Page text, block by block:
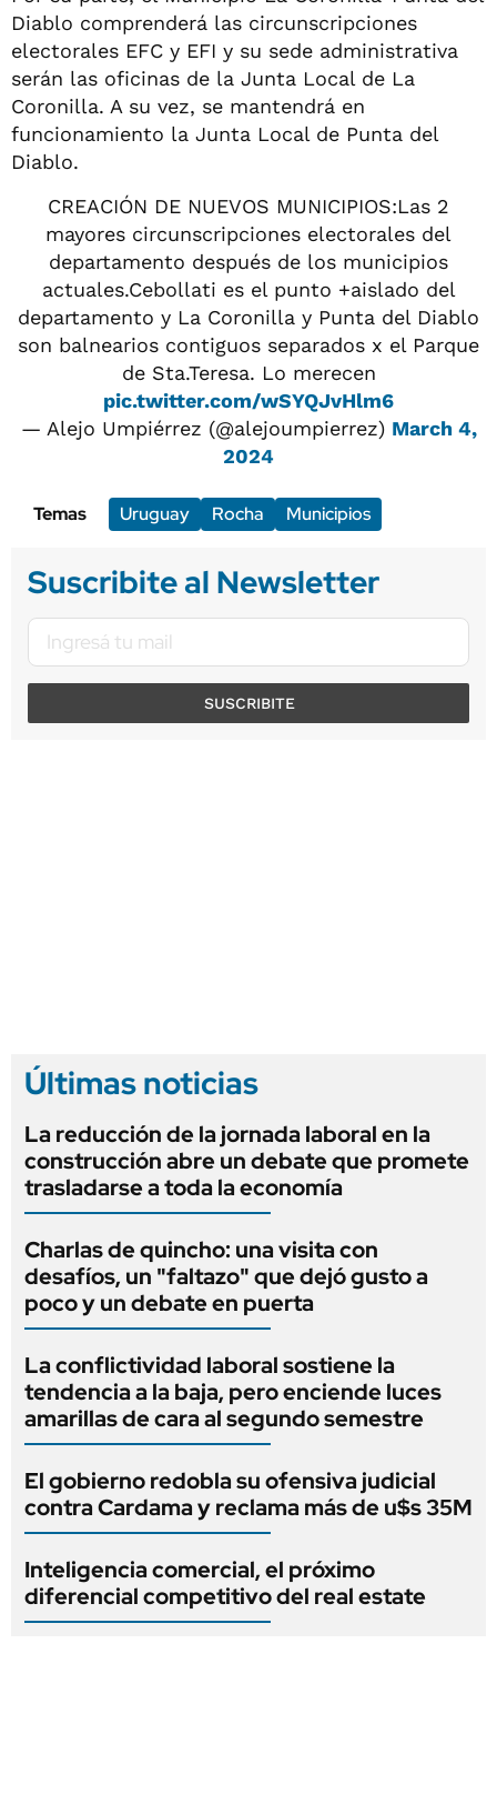
Diablo comprenderá las circunscripciones
electorales EFC y EFI y su sede administrativa
serán las oficinas de la Junta Local de La
Coronilla. A su vez, se mantendrá en
funcionamiento la Junta Local de Punta del
Diablo.
CREACIÓN DE NUEVOS MUNICIPIOS:Las 2
mayores circunscripciones electorales del
departamento después de los municipios
actuales.Cebollati es el punto +aislado del
departamento y La Coronilla y Punta del Diablo
son balnearios contiguos separados x el Parque
de Sta.Teresa. Lo merecen
pic.twitter.com/wSYQJvHlm6
— Alejo Umpiérrez (@alejoumpierrez) March 4,
2024
Temas Uruguay Rocha Municipios
Suscribite al Newsletter
SUSCRIBITE
Últimas noticias
La reducción de la jornada laboral en la
construcción abre un debate que promete
trasladarse a toda la economía
Charlas de quincho: una visita con
desafíos, un "faltazo" que dejó gusto a
poco y un debate en puerta
La conflictividad laboral sostiene la
tendencia a la baja, pero enciende luces
amarillas de cara al segundo semestre
El gobierno redobla su ofensiva judicial
contra Cardama y reclama más de u$s 35M
Inteligencia comercial, el próximo
diferencial competitivo del real estate